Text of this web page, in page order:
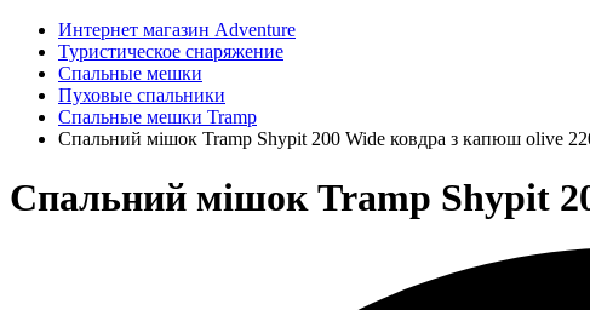
Интернет магазин Adventure
Туристическое снаряжение
Спальные мешки
Пуховые спальники
Спальные мешки Tramp
Спальний мішок Tramp Shypit 200 Wide ковдра з капюш olive
Спальний мішок Tramp Shypit